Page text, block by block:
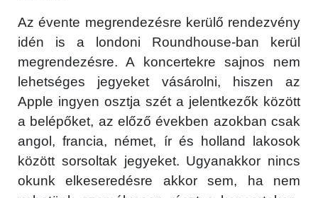
Az évente megrendezésre kerülő rendezvény
idén is a londoni Roundhouse-ban kerül
megrendezésre. A koncertekre sajnos nem
lehetséges jegyeket vásárolni, hiszen az
Apple ingyen osztja szét a jelentkezők között
a belépőket, az előző években azokban csak
angol, francia, német, ír és holland lakosok
között sorsoltak jegyeket. Ugyanakkor nincs
okunk elkeseredésre akkor sem, ha nem